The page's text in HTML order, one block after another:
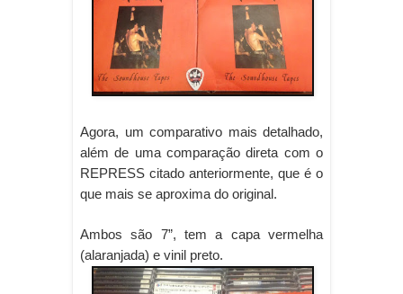
Agora, um comparativo mais detalhado,
além de uma comparação direta com o
REPRESS citado anteriormente, que é o
que mais se aproxima do original.
Ambos são 7”, tem a capa vermelha
(alaranjada) e vinil preto.